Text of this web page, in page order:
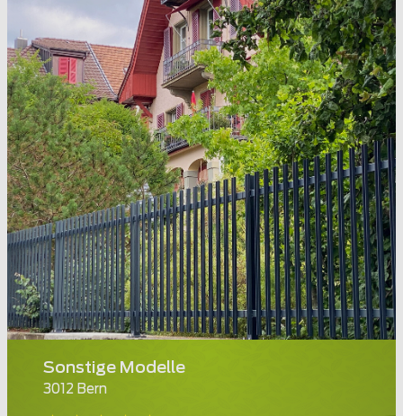
Sonstige Modelle
3012 Bern